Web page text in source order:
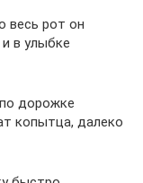
весь рот он
в улыбке
дорожке
копытца, далеко